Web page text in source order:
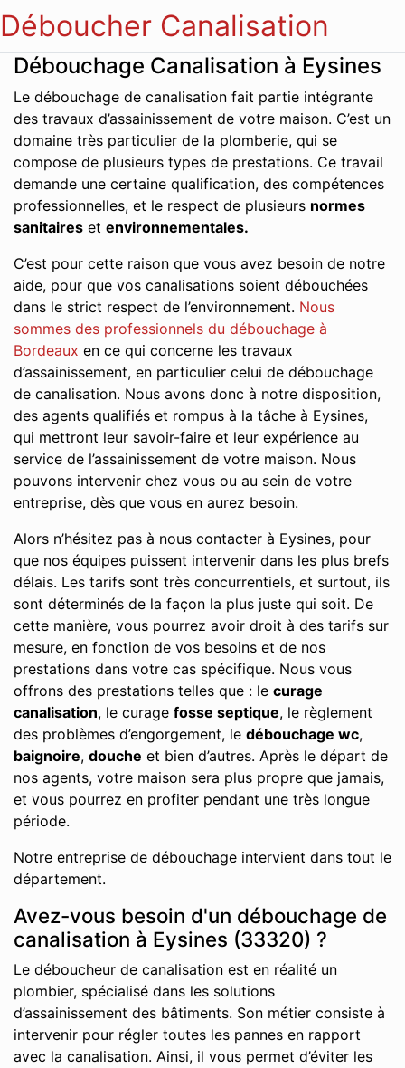
Déboucher Canalisation
Débouchage Canalisation à Eysines
Le débouchage de canalisation fait partie intégrante
des travaux d’assainissement de votre maison. C’est un
domaine très particulier de la plomberie, qui se
compose de plusieurs types de prestations. Ce travail
demande une certaine qualification, des compétences
professionnelles, et le respect de plusieurs normes
sanitaires et environnementales.
C’est pour cette raison que vous avez besoin de notre
aide, pour que vos canalisations soient débouchées
dans le strict respect de l’environnement. Nous
sommes des professionnels du débouchage à
Bordeaux en ce qui concerne les travaux
d’assainissement, en particulier celui de débouchage
de canalisation. Nous avons donc à notre disposition,
des agents qualifiés et rompus à la tâche à Eysines,
qui mettront leur savoir-faire et leur expérience au
service de l’assainissement de votre maison. Nous
pouvons intervenir chez vous ou au sein de votre
entreprise, dès que vous en aurez besoin.
Alors n’hésitez pas à nous contacter à Eysines, pour
que nos équipes puissent intervenir dans les plus brefs
délais. Les tarifs sont très concurrentiels, et surtout, ils
sont déterminés de la façon la plus juste qui soit. De
cette manière, vous pourrez avoir droit à des tarifs sur
mesure, en fonction de vos besoins et de nos
prestations dans votre cas spécifique. Nous vous
offrons des prestations telles que : le curage
canalisation, le curage fosse septique, le règlement
des problèmes d’engorgement, le débouchage wc,
baignoire, douche et bien d’autres. Après le départ de
nos agents, votre maison sera plus propre que jamais,
et vous pourrez en profiter pendant une très longue
période.
Notre entreprise de débouchage intervient dans tout le
département.
Avez-vous besoin d'un débouchage de
canalisation à Eysines (33320) ?
Le déboucheur de canalisation est en réalité un
plombier, spécialisé dans les solutions
d’assainissement des bâtiments. Son métier consiste à
intervenir pour régler toutes les pannes en rapport
avec la canalisation. Ainsi, il vous permet d’éviter les